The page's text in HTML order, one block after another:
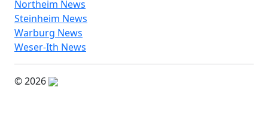
Northeim News
Steinheim News
Warburg News
Weser-Ith News
© 2026